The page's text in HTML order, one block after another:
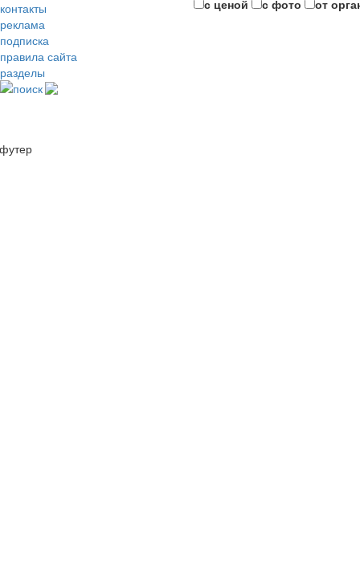
контакты
реклама
подписка
правила сайта
разделы
поиск
с ценой с фото от
футер